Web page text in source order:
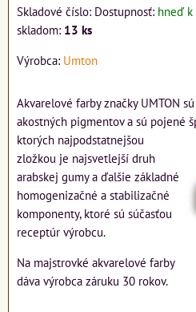
Skladové číslo: Dostupnosť: hneď k
skladom: 13 ks
Výrobca: Umton
Akvarelové farby značky UMTON
akostných pigmentov a sú pojené
ktorých najpodstatnejšou
zložkou je najsvetlejší druh
arabskej gumy a ďalšie základné
homogenizačné a stabilizačné
komponenty, ktoré sú súčasťou
receptúr výrobcu.
Na majstrovké akvarelové farby
dáva výrobca záruku 30 rokov.